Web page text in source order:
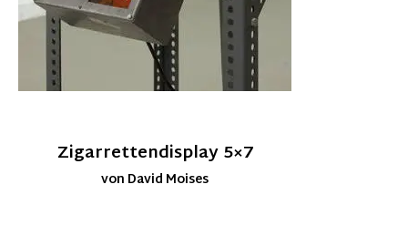
Zigarrettendisplay 5×7
von David Moises